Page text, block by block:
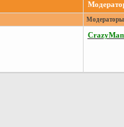
Модераторы